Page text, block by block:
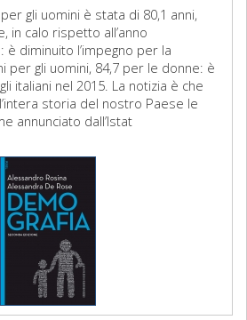
gli uomini è stata di 80,1 anni,
in calo rispetto all’anno
diminuito l’impegno per la
per gli uomini, 84,7 per le donne: è
italiani nel 2015. La notizia è che
storia del nostro Paese le
annunciato dall’Istat